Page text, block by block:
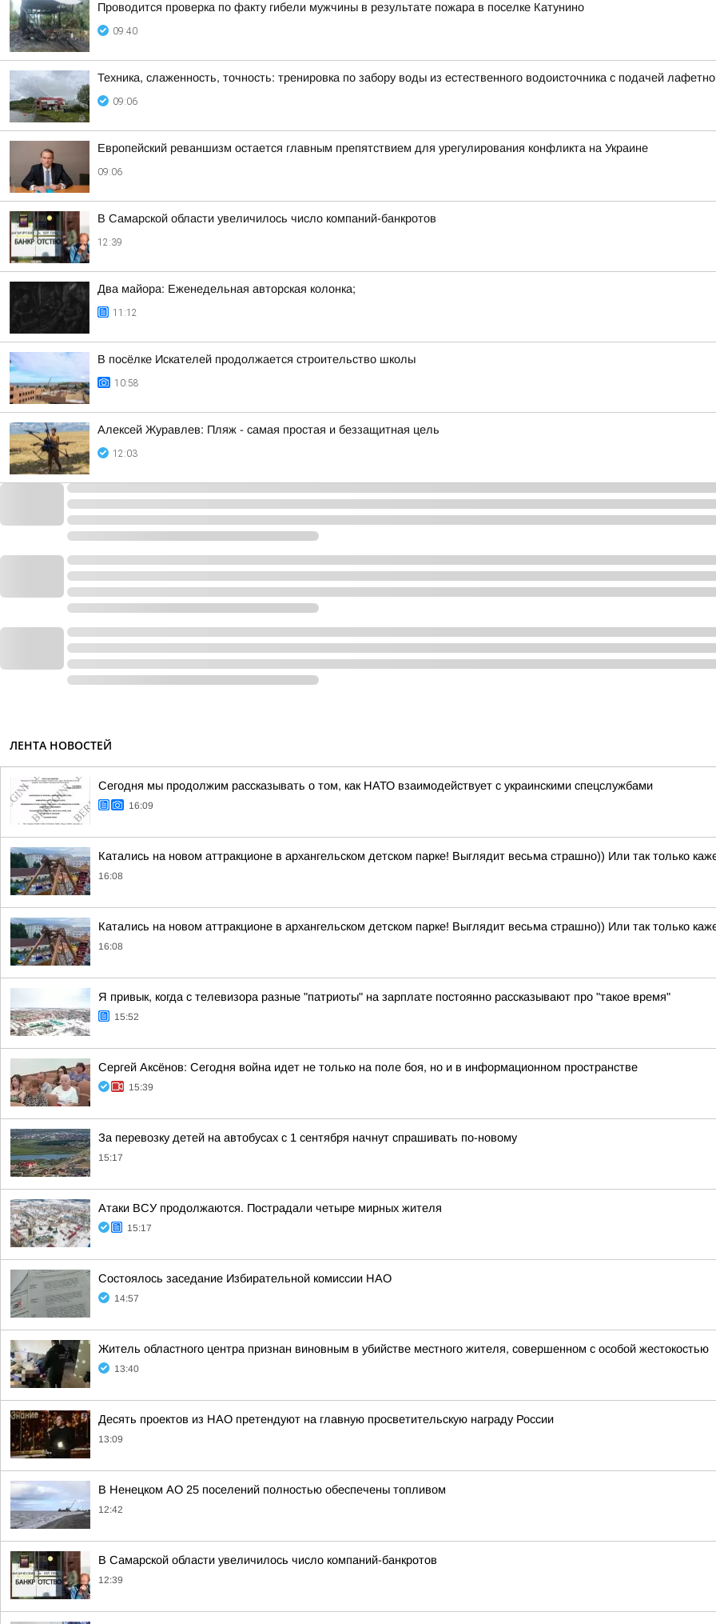
Проводится проверка по факту гибели мужчины в результате пожара в поселке Катунино
09:40
Техника, слаженность, точность: тренировка по забору воды из естественного водоисточника с подачей
09:06
Европейский реваншизм остается главным препятствием для урегулирования конфликта на Украине
09:06
В Самарской области увеличилось число компаний-банкротов
12:39
Два майора: Еженедельная авторская колонка;
11:12
В посёлке Искателей продолжается строительство школы
10:58
Алексей Журавлев: Пляж - самая простая и беззащитная цель
12:03
ЛЕНТА НОВОСТЕЙ
Сегодня мы продолжим рассказывать о том, как НАТО взаимодействует с украинскими спецслужбами
16:09
Катались на новом аттракционе в архангельском детском парке! Выглядит весьма страшно)) Или так только
16:08
Катались на новом аттракционе в архангельском детском парке! Выглядит весьма страшно)) Или так только
16:08
Я привык, когда с телевизора разные "патриоты" на зарплате постоянно рассказывают про "такое время"
15:52
Сергей Аксёнов: Сегодня война идет не только на поле боя, но и в информационном пространстве
15:39
За перевозку детей на автобусах с 1 сентября начнут спрашивать по-новому
15:17
Атаки ВСУ продолжаются. Пострадали четыре мирных жителя
15:17
Состоялось заседание Избирательной комиссии НАО
14:57
Житель областного центра признан виновным в убийстве местного жителя, совершенном с особой жестокостью
13:40
Десять проектов из НАО претендуют на главную просветительскую награду России
13:09
В Ненецком АО 25 поселений полностью обеспечены топливом
12:42
В Самарской области увеличилось число компаний-банкротов
12:39